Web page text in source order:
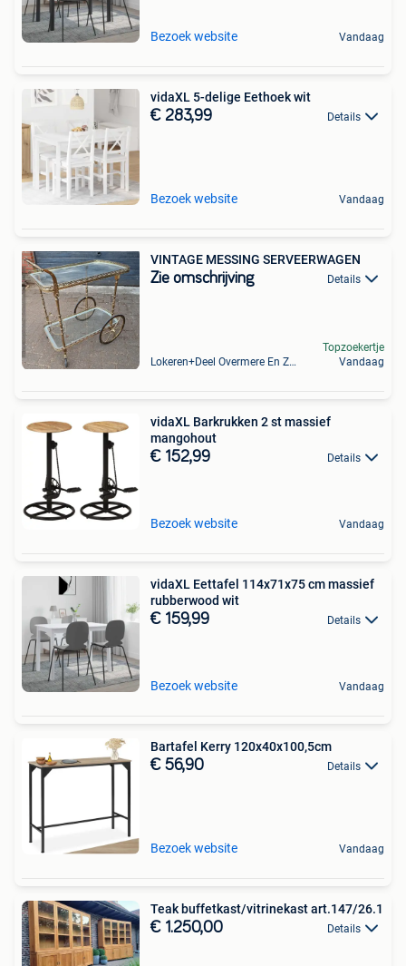
Bezoek website Vandaag
vidaXL 5-delige Eethoek wit
€ 283,99 Details
Bezoek website Vandaag
VINTAGE MESSING SERVEERWAGEN
Zie omschrijving Details
Lokeren+Deel Overmere En Zele
Topzoekertje
Vandaag
vidaXL Barkrukken 2 st massief
mangohout
€ 152,99 Details
Bezoek website Vandaag
vidaXL Eettafel 114x71x75 cm massief
rubberwood wit
€ 159,99 Details
Bezoek website Vandaag
Bartafel Kerry 120x40x100,5cm
€ 56,90 Details
Bezoek website Vandaag
Teak buffetkast/vitrinekast art.147/26.1
€ 1.250,00 Details